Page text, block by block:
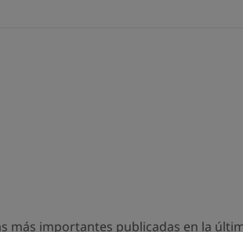
más importantes publicadas en la